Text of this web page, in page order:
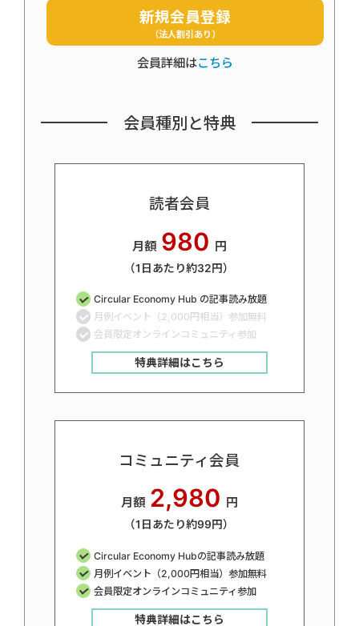
新規会員登録
（法人割引あり）
会員詳細はこちら
会員種別と特典
読者会員
月額 980 円
（1日あたり約32円）
Circular Economy Hub の記事読み放題
月例イベント（2,000円相当）参加無料
会員限定オンラインコミュニティ参加
特典詳細はこちら
コミュニティ会員
月額 2,980 円
（1日あたり約99円）
Circular Economy Hubの記事読み放題
月例イベント（2,000円相当）参加無料
会員限定オンラインコミュニティ参加
特典詳細はこちら